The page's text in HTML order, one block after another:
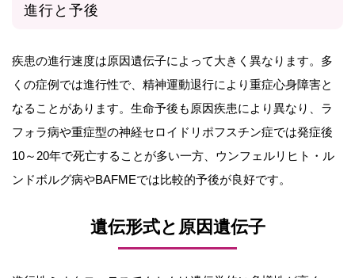
進行と予後
疾患の進行速度は原因遺伝子によって大きく異なります。多
くの症例では進行性で、精神運動退行により重症心身障害と
なることがあります。生命予後も原因疾患により異なり、ラ
フォラ病や重症型の神経セロイドリポフスチン症では発症後
10～20年で死亡することが多い一方、ウンフェルリヒト・ル
ンドボルグ病やBAFMEでは比較的予後が良好です。
遺伝形式と原因遺伝子